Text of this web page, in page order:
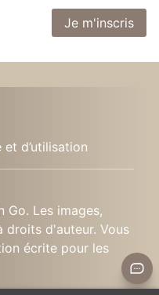
d’utilisation
Go. Les images,
droits d'auteur. Vous
écrite pour les